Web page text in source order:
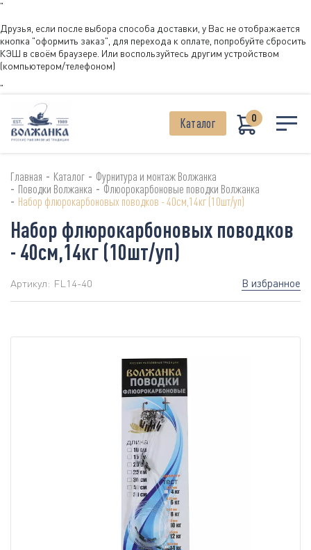
"
Друзья, если после выбора способа доставки, у Вас не отображается
кнопка "оформить заказ", для перехода к оплате, попробуйте сбросить
КЭШ в своём браузере. Или воспользуйтесь другим устройством
(компьютером/телефоном)
"
Каталог 0
Главная - Каталог - Фурнитура и монтаж Волжанка
- Поводки Волжанка - Флюорокарбоновые поводки Волжанка
- Набор флюрокарбоновых поводков - 40см,14кг (10шт/уп)
Набор флюрокарбоновых поводков
- 40см,14кг (10шт/уп)
Артикул: FL14-40 В избранное